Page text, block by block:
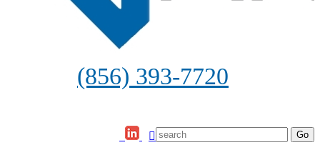
(856) 393-7720